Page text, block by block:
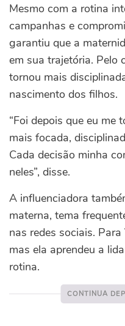
Mesmo com a rotina
campanhas e
garantiu que a
em sua trajetória. Pelo
tornou mais
nascimento dos filhos.
“Foi depois que eu me
mais focada,
Cada decisão minha
neles”, disse.
A influenciadora
materna, tema
nas redes sociais.
mas ela aprendeu a
rotina.